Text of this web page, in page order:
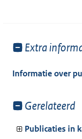
Toon
van:
Extra
Informatie over
Toon
van:
Gerelateerd
Publicaties in